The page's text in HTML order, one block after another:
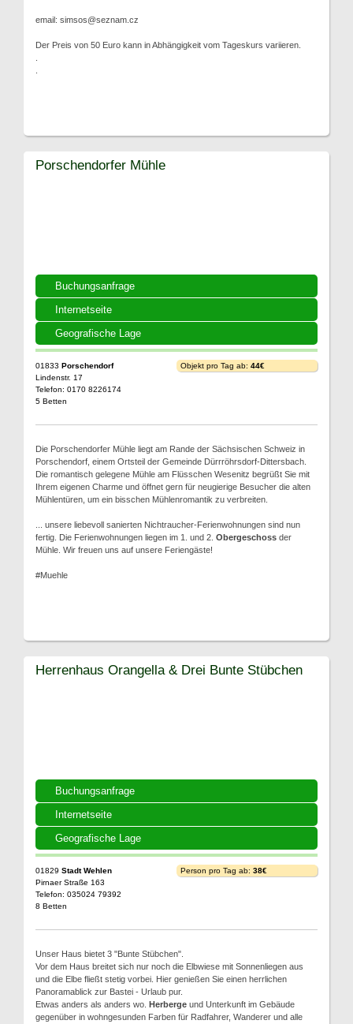
email: simsos@seznam.cz
Der Preis von 50 Euro kann in Abhängigkeit vom Tageskurs variieren.
Buchungsanfrage
Internetseite
Geografische Lage
Porschendorfer Mühle
01833 Porschendorf
Lindenstr. 17
Telefon: 0170 8226174
5 Betten
Objekt pro Tag ab: 44€
Die Porschendorfer Mühle liegt am Rande der Sächsischen Schweiz in
Porschendorf, einem Ortsteil der Gemeinde Dürrröhrsdorf-Dittersbach.
Die romantisch gelegene Mühle am Flüsschen Wesenitz begrüßt Sie mit
Ihrem eigenen Charme und öffnet gern für neugierige Besucher die alten
Mühlentüren, um ein bisschen Mühlenromantik zu verbreiten.
... unsere liebevoll sanierten Nichtraucher-Ferienwohnungen sind nun
fertig. Die Ferienwohnungen liegen im 1. und 2. Obergeschoss der
Mühle. Wir freuen uns auf unsere Feriengäste!
#Muehle
Buchungsanfrage
Internetseite
Geografische Lage
Herrenhaus Orangella & Drei Bunte Stübchen
01829 Stadt Wehlen
Pirnaer Straße 163
Telefon: 035024 79392
8 Betten
Person pro Tag ab: 38€
Unser Haus bietet 3 "Bunte Stübchen".
Vor dem Haus breitet sich nur noch die Elbwiese mit Sonnenliegen aus
und die Elbe fließt stetig vorbei. Hier genießen Sie einen herrlichen
Panoramablick zur Bastei - Urlaub pur.
Etwas anders als anders wo. Herberge und Unterkunft im Gebäude
gegenüber in wohngesunden Farben für Radfahrer, Wanderer und alle